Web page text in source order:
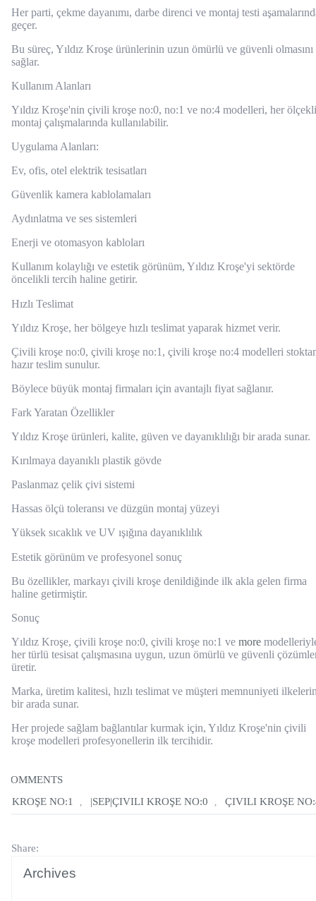
Her parti, çekme dayanımı, darbe direnci ve montaj testi
geçer.
Bu süreç, Yıldız Kroşe ürünlerinin uzun ömürlü ve güvenli olmasını
sağlar.
Kullanım Alanları
Yıldız Kroşe'nin çivili kroşe no:0, no:1 ve no:4 modelleri, her ölçekli
montaj çalışmalarında kullanılabilir.
Uygulama Alanları:
Ev, ofis, otel elektrik tesisatları
Güvenlik kamera kablolamaları
Aydınlatma ve ses sistemleri
Enerji ve otomasyon kabloları
Kullanım kolaylığı ve estetik görünüm, Yıldız Kroşe'yi sektörde
öncelikli tercih haline getirir.
Hızlı Teslimat
Yıldız Kroşe, her bölgeye hızlı teslimat yaparak hizmet verir.
Çivili kroşe no:0, çivili kroşe no:1, çivili kroşe no:4 modelleri
hazır teslim sunulur.
Böylece büyük montaj firmaları için avantajlı fiyat sağlanır.
Fark Yaratan Özellikler
Yıldız Kroşe ürünleri, kalite, güven ve dayanıklılığı bir arada sunar.
Kırılmaya dayanıklı plastik gövde
Paslanmaz çelik çivi sistemi
Hassas ölçü toleransı ve düzgün montaj yüzeyi
Yüksek sıcaklık ve UV ışığına dayanıklılık
Estetik görünüm ve profesyonel sonuç
Bu özellikler, markayı çivili kroşe denildiğinde ilk akla gelen firma
haline getirmiştir.
Sonuç
Yıldız Kroşe, çivili kroşe no:0, çivili kroşe no:1 ve more
her türlü tesisat çalışmasına uygun, uzun ömürlü ve güvenli
üretir.
Marka, üretim kalitesi, hızlı teslimat ve müşteri memnuniyeti
bir arada sunar.
Her projede sağlam bağlantılar kurmak için, Yıldız Kroşe'nin çivili
kroşe modelleri profesyonellerin ilk tercihidir.
COMMENTS
KROŞE NO:1
, |SEP|ÇIVILI KROŞE NO:0 , ÇIVILI KROŞE
Share:
Archives